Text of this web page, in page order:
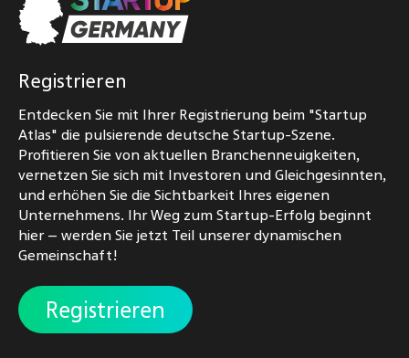
Registrieren
Entdecken Sie mit Ihrer Registrierung beim "Startup
Atlas" die pulsierende deutsche Startup-Szene.
Profitieren Sie von aktuellen Branchenneuigkeiten,
vernetzen Sie sich mit Investoren und Gleichgesinnten,
und erhöhen Sie die Sichtbarkeit Ihres eigenen
Unternehmens. Ihr Weg zum Startup-Erfolg beginnt
hier – werden Sie jetzt Teil unserer dynamischen
Gemeinschaft!
Registrieren